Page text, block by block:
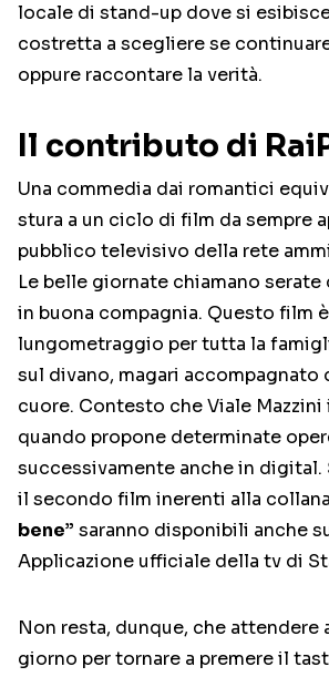
locale di stand-up dove si
costretta a scegliere se
oppure raccontare la verità.
Il contributo di
Una commedia dai romantici
stura a un ciclo di film da sempre
pubblico televisivo della rete
Le belle giornate chiamano
in buona compagnia. Questo film
lungometraggio per tutta la
sul divano, magari accompagnato
cuore. Contesto che Viale Mazzini
quando propone determinate
successivamente anche in digital.
il secondo film inerenti alla collana
bene” saranno disponibili anche
Applicazione ufficiale della tv di
Non resta, dunque, che attendere
giorno per tornare a premere il